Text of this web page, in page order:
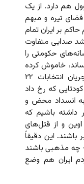
هم دارد. از یک
تیره و مبهم
بر ایران تمام
صدایی متفاوت
حکومتی را
خاموش کرده
است. برجسته‌ترین نمونه‌اش در جریان انتخابات ۲۲
که رخ داد
به انسداد محض و
داشته باشیم که
و از قتل‌های
باشند. این دقیقاً
مذهبی باشند
ایران هم وضع